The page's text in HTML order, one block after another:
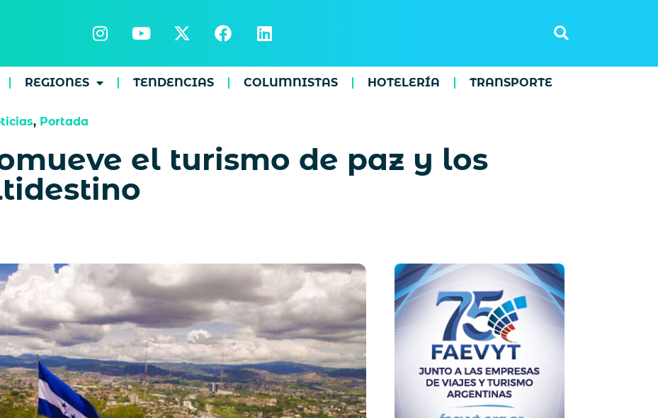
REGIONES TENDENCIAS COLUMNISTAS HOTELERÍA TRANSPORTE
, Portada
el turismo de paz y los